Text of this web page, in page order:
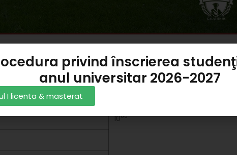
SESIUNEA SEPTEMBRIE – SALA I16 / 10.09.2019
1000
privind înscrierea
anul universitar 2026-2027
I licenta & masterat